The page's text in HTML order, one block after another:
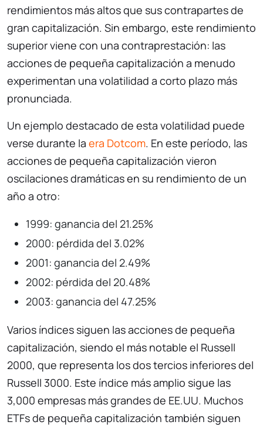
rendimientos más altos que sus contrapartes de
gran capitalización. Sin embargo, este rendimiento
superior viene con una contraprestación: las
acciones de pequeña capitalización a menudo
experimentan una volatilidad a corto plazo más
pronunciada.
Un ejemplo destacado de esta volatilidad puede
verse durante la era Dotcom. En este período, las
acciones de pequeña capitalización vieron
oscilaciones dramáticas en su rendimiento de un
año a otro:
1999: ganancia del 21.25%
2000: pérdida del 3.02%
2001: ganancia del 2.49%
2002: pérdida del 20.48%
2003: ganancia del 47.25%
Varios índices siguen las acciones de pequeña
capitalización, siendo el más notable el Russell
2000, que representa los dos tercios inferiores del
Russell 3000. Este índice más amplio sigue las
3,000 empresas más grandes de EE.UU. Muchos
ETFs de pequeña capitalización también siguen